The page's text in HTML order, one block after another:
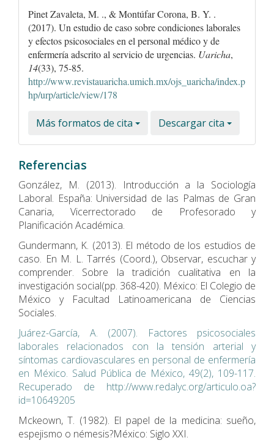
Pinet Zavaleta, M. ., & Montúfar Corona, B. Y. .
(2017). Un estudio de caso sobre condiciones laborales
y efectos psicosociales en el personal médico y de
enfermería adscrito al servicio de urgencias. Uaricha,
14(33), 75-85.
http://www.revistauaricha.umich.mx/ojs_uaricha/index.p
hp/urp/article/view/178
Más formatos de cita Descargar cita
Referencias
González, M. (2013). Introducción a la Sociología
Laboral. España: Universidad de las Palmas de Gran
Canaria, Vicerrectorado de Profesorado y
Planificación Académica.
Gundermann, K. (2013). El método de los estudios de
caso. En M. L. Tarrés (Coord.), Observar, escuchar y
comprender. Sobre la tradición cualitativa en la
investigación social(pp. 368-420). México: El Colegio de
México y Facultad Latinoamericana de Ciencias
Sociales.
Juárez-García, A. (2007). Factores psicosociales
laborales relacionados con la tensión arterial y
síntomas cardiovasculares en personal de enfermería
en México. Salud Pública de México, 49(2), 109-117.
Recuperado de http://www.redalyc.org/articulo.oa?
id=10649205
Mckeown, T. (1982). El papel de la medicina: sueño,
espejismo o némesis?México: Siglo XXI.